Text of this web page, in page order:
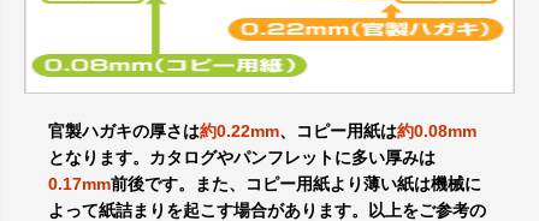
官製ハガキの厚さは約0.22mm、コピー用紙は約0.08mm
となります。カタログやパンフレットに多い厚みは
0.17mm前後です。また、コピー用紙より薄い紙は機械に
よって紙詰まりを起こす場合があります。以上をご参考の